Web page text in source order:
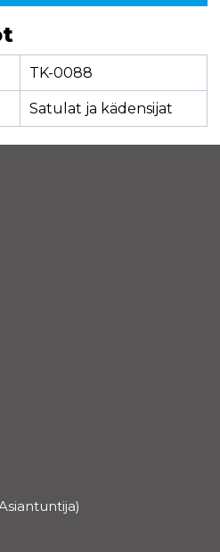
TK-0088
Satulat ja kädensijat